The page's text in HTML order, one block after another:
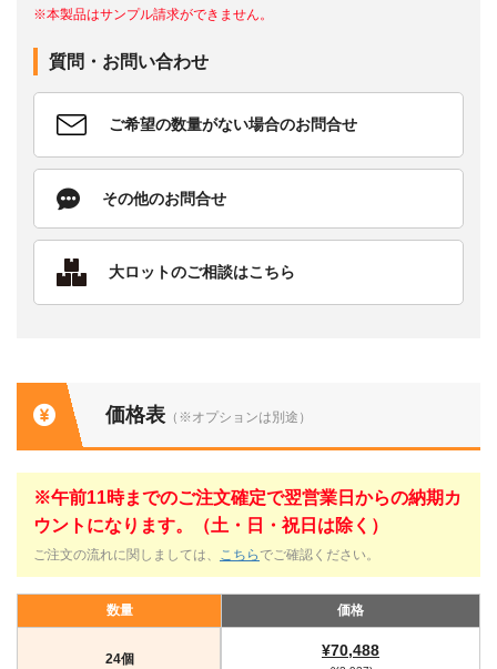
※本製品はサンプル請求ができません。
質問・お問い合わせ
ご希望の数量がない場合のお問合せ
その他のお問合せ
大ロットのご相談はこちら
価格表 （※オプションは別途）
※午前11時までのご注文確定で翌営業日からの納期カ
ウントになります。（土・日・祝日は除く）
ご注文の流れに関しましては、 こちら でご確認ください。
数量 価格
24個 ¥70,488